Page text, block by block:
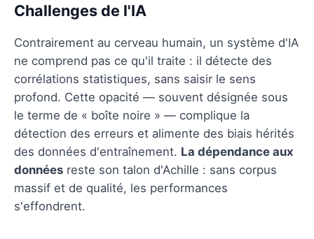
Challenges de l'IA
Contrairement au cerveau humain, un système d'IA
ne comprend pas ce qu'il traite : il détecte des
corrélations statistiques, sans saisir le sens
profond. Cette opacité — souvent désignée sous
le terme de « boîte noire » — complique la
détection des erreurs et alimente des biais hérités
des données d'entraînement. La dépendance aux
données reste son talon d'Achille : sans corpus
massif et de qualité, les performances
s'effondrent.